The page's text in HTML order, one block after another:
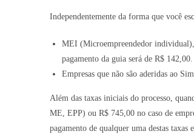
Independentemente da forma que você
MEI (Microempreendedor individual),
pagamento da guia será de R$ 142,00.
Empresas que não são aderidas ao
Além das taxas iniciais do processo,
ME, EPP) ou R$ 745,00 no caso de
pagamento de qualquer uma destas